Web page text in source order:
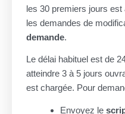
les 30 premiers jours
les demandes de
demande.
Le délai habituel est de
atteindre 3 à 5 jours
est chargée. Pour
Envoyez le